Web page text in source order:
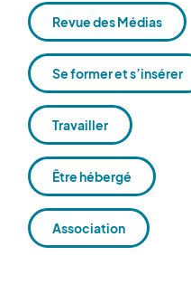
Revue des Médias
Se former et s’insérer
Travailler
Être hébergé
Association